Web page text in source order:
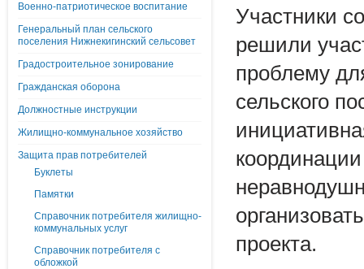
Военно-патриотическое воспитание
Генеральный план сельского
поселения Нижнекигинский сельсовет
Градостроительное зонирование
Гражданская оборона
Должностные инструкции
Жилищно-коммунальное хозяйство
Защита прав потребителей
Буклеты
Памятки
Справочник потребителя жилищно-
коммунальных услуг
Справочник потребителя с
обложкой
Участники
решили
проблему
сельского
проекта.